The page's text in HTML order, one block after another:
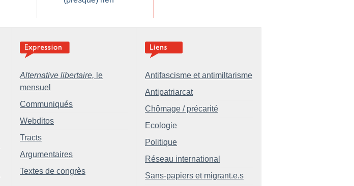
Alternative libertaire, le
mensuel
Communiqués
Webditos
Tracts
Argumentaires
Textes de congrès
Antifascisme et antimiltarisme
Antipatriarcat
Chômage / précarité
Ecologie
Politique
Réseau international
Sans-papiers et migrant.e.s